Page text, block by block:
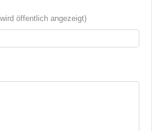
öffentlich angezeigt)